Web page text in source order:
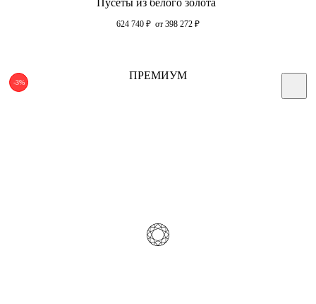
624 740 ₽ от 398 272 ₽
-3%
ПРЕМИУМ